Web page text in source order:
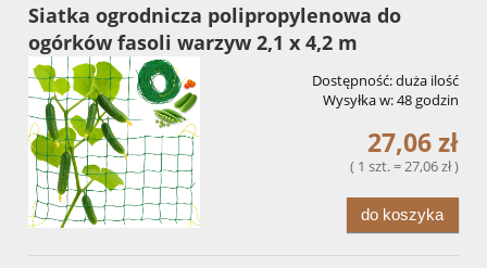
Siatka ogrodnicza polipropylenowa do
ogórków fasoli warzyw 2,1 x 4,2 m
Dostępność:duża ilość
Wysyłka w:48 godzin
27,06 zł
( 1 szt. = 27,06 zł )
do koszyka